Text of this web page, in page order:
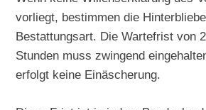
vorliegt, bestimmen die
Bestattungsart. Die Wartefrist von
Stunden muss zwingend
erfolgt keine Einäscherung.